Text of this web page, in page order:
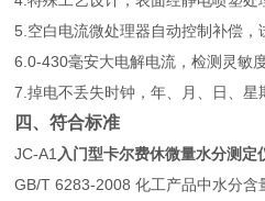
5.空白电流微处理器自动控制补偿
6.0-430毫安大电解电流，检测灵敏
7.掉电不丢失时钟，年、月、日、星
四、符合标准
JC-A1 入门型卡尔费休微量水分测定
GB/T 6283-2008 化工产品中水分含